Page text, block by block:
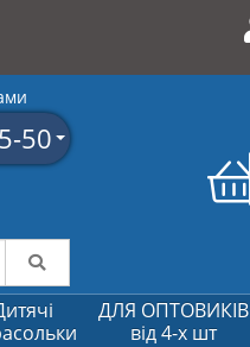
50
ДЛЯ ОПТОВИКІВ
від 4-х шт